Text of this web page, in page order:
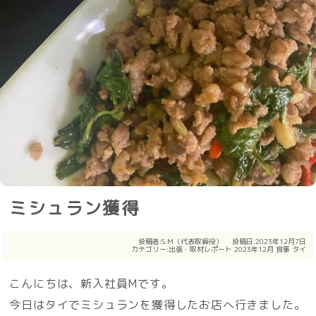
ミシュラン獲得
投稿者:S.M（代表取締役） 投稿日:2023年12月7日
カテゴリー:出張・取材レポート 2023年12月 食事 タイ
こんにちは、新入社員Mです。
今日はタイでミシュランを獲得したお店へ行きました。